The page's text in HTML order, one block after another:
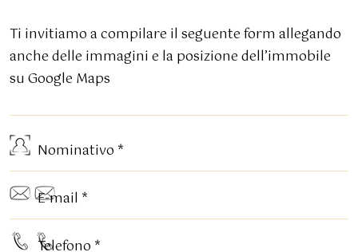
Ti invitiamo a compilare il seguente form allegando
anche delle immagini e la posizione dell’immobile
su Google Maps